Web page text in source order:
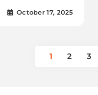
October 17, 2025
1 2 3